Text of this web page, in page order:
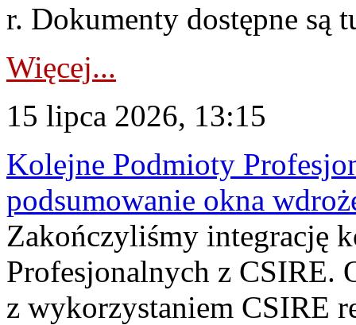
r. Dokumenty dostępne są
Więcej...
15 lipca 2026, 13:15
Kolejne Podmioty
podsumowanie okna
Zakończyliśmy integrację
Profesjonalnych z CSIRE.
z wykorzystaniem CSIRE